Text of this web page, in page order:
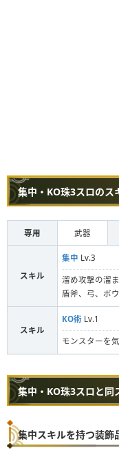
集中・KO珠3スロのス
専用 武器
スキル
集中 Lv.3
溜め攻撃の溜
盾斧、弓、ボ
スキル
KO術 Lv.1
モンスターを
集中・KO珠3スロと同
集中スキルを持つ装飾